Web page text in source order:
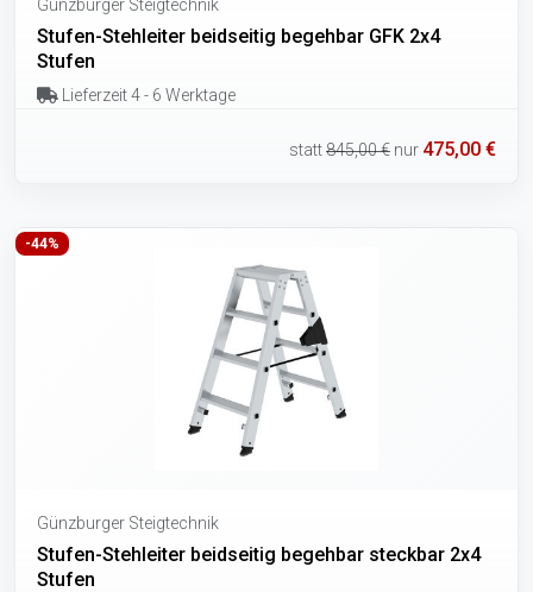
Günzburger Steigtechnik
Stufen-Stehleiter beidseitig begehbar GFK 2x4
Stufen
Lieferzeit 4 - 6 Werktage
statt845,00 € nur 475,00 €
-44%
Günzburger Steigtechnik
Stufen-Stehleiter beidseitig begehbar steckbar 2x4
Stufen